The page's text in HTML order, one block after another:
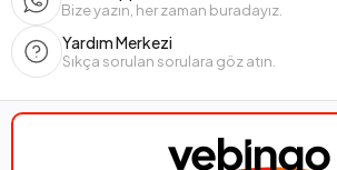
Bize yazın, her zaman buradayız.
Yardım Merkezi
Sıkça sorulan sorulara göz atın.